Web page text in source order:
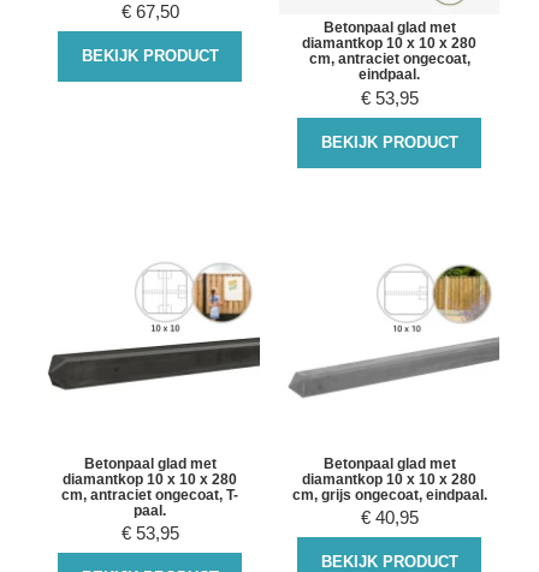
€ 67,50
BEKIJK PRODUCT
Betonpaal glad met
diamantkop 10 x 10 x 280
cm, antraciet ongecoat,
eindpaal.
€ 53,95
BEKIJK PRODUCT
Betonpaal glad met
diamantkop 10 x 10 x 280
cm, antraciet ongecoat, T-
paal.
€ 53,95
Betonpaal glad met
diamantkop 10 x 10 x 280
cm, grijs ongecoat, eindpaal.
€ 40,95
BEKIJK PRODUCT